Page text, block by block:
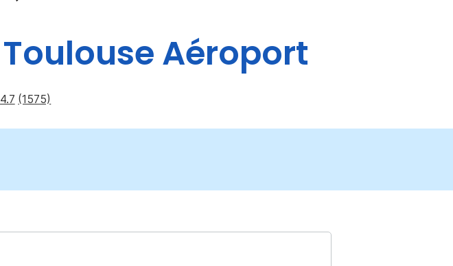
Toulouse Aéroport
4.7 (1575)